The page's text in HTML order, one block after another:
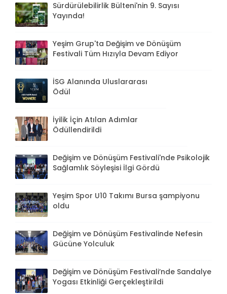
Sürdürülebilirlik Bülteni'nin 9. Sayısı
Yayında!
Yeşim Grup'ta Değişim ve Dönüşüm
Festivali Tüm Hızıyla Devam Ediyor
İSG Alanında Uluslararası
Ödül
İyilik İçin Atılan Adımlar
Ödüllendirildi
Değişim ve Dönüşüm Festivali'nde Psikolojik
Sağlamlık Söyleşisi İlgi Gördü
Yeşim Spor U10 Takımı Bursa şampiyonu
oldu
Değişim ve Dönüşüm Festivalinde Nefesin
Gücüne Yolculuk
Değişim ve Dönüşüm Festivali’nde Sandalye
Yogası Etkinliği Gerçekleştirildi